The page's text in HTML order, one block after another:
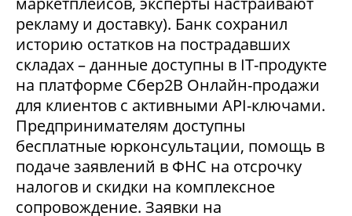
рекламу и доставку). Банк сохранил
историю остатков на пострадавших
складах – данные доступны в IT-продукте
на платформе Сбер2В Онлайн-продажи
для клиентов с активными API-ключами.
Предпринимателям доступны
бесплатные юрконсультации, помощь в
подаче заявлений в ФНС на отсрочку
налогов и скидки на комплексное
сопровождение. Заявки на